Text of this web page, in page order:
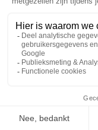
Wat onze
Klantreacties